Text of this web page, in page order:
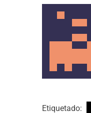
Etiquetado: